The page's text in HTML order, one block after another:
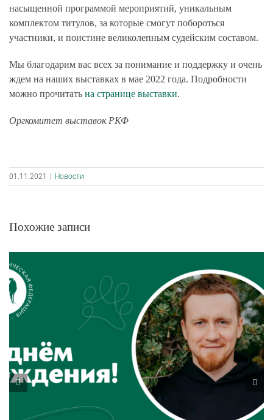
насыщенной программой мероприятий, уникальным
комплектом титулов, за которые смогут побороться
участники, и поистине великолепным судейским составом.
Мы благодарим вас всех за понимание и поддержку и очень
ждем на наших выставках в мае 2022 года. Подробности
можно прочитать на странице выставки.
Оргкомитет выставок РКФ
01.11.2021 Новости
Похожие записи